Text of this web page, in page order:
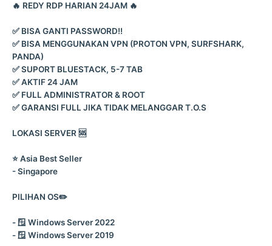
🔥 REDY RDP HARIAN 24JAM 🔥
✅ BISA GANTI PASSWORD!!
✅ BISA MENGGUNAKAN VPN (PROTON VPN, SURFSHARK,
PANDA)
✅ SUPORT BLUESTACK, 5-7 TAB
✅ AKTIF 24 JAM
✅ FULL ADMINISTRATOR & ROOT
✅ GARANSI FULL JIKA TIDAK MELANGGAR T.O.S
LOKASI SERVER 🆘
⭐️ Asia Best Seller
- Singapore
PILIHAN OS✏️
- 🪟 Windows Server 2022
- 🪟 Windows Server 2019